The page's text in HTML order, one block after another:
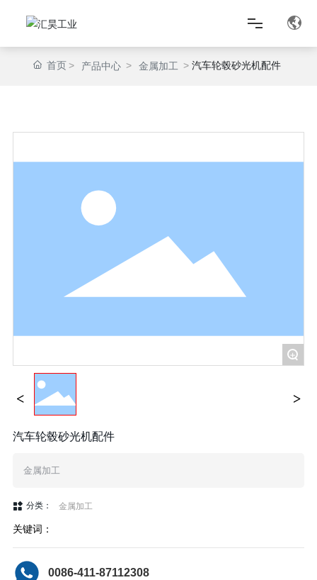
产品中心
联系我们
首页 产品中心 金属加工 汽车轮毂砂光机配件
+
汽车轮毂砂光机配件
金属加工
分类： 金属加工
关键词：
0086-411-87112308